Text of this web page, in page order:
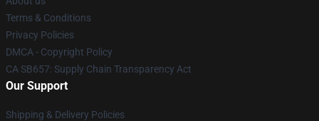
Terms & Conditions
Privacy Policies
DMCA - Copyright Policy
CA SB657: Supply Chain Transparency Act
Our Support
Shipping & Delivery Policies